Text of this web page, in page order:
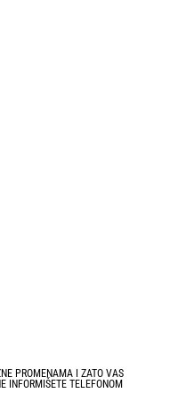
PROMENAMA I ZATO VAS
INFORMIŠETE TELEFONOM